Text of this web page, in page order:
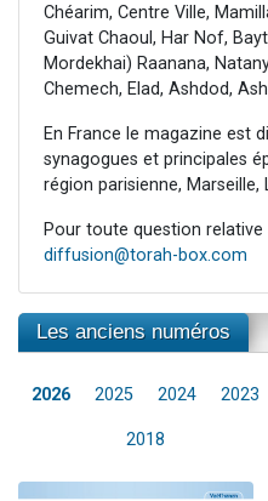
Chéarim, Centre Ville,
Guivat Chaoul, Har Nof,
Mordekhai) Raanana,
Chemech, Elad, Ashdod,
En France le magazine est
synagogues et principales
région parisienne, Marseille,
Pour toute question relative
diffusion@torah-box.com
Les anciens numéros
2026 2025 2024 2023
2018